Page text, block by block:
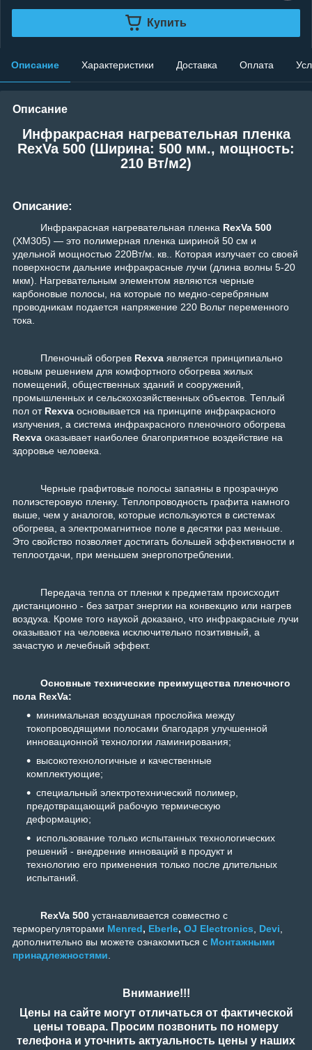
Купить
Описание Характеристики Доставка Оплата
Описание
Инфракрасная нагревательная пленка
RexVa 500 (Ширина: 500 мм., мощность:
210 Вт/м2)
Описание:
Инфракрасная нагревательная пленка RexVa 500
(XM305) — это полимерная пленка шириной 50 см и
удельной мощностью 220Вт/м. кв.. Которая излучает со своей
поверхности дальние инфракрасные лучи (длина волны 5-20
мкм). Нагревательным элементом являются черные
карбоновые полосы, на которые по медно-серебряным
проводникам подается напряжение 220 Вольт переменного
тока.
Пленочный обогрев Rexva является принципиально
новым решением для комфортного обогрева жилых
помещений, общественных зданий и сооружений,
промышленных и сельскохозяйственных объектов. Теплый
пол от Rexva основывается на принципе инфракрасного
излучения, а система инфракрасного пленочного обогрева
Rexva оказывает наиболее благоприятное воздействие на
здоровье человека.
Черные графитовые полосы запаяны в прозрачную
полиэстеровую пленку. Теплопроводность графита намного
выше, чем у аналогов, которые используются в системах
обогрева, а электромагнитное поле в десятки раз меньше.
Это свойство позволяет достигать большей эффективности и
теплоотдачи, при меньшем энергопотреблении.
Передача тепла от пленки к предметам происходит
дистанционно - без затрат энергии на конвекцию или нагрев
воздуха. Кроме того наукой доказано, что инфракрасные лучи
оказывают на человека исключительно позитивный, а
зачастую и лечебный эффект.
Основные технические преимущества пленочного
пола RexVa:
минимальная воздушная прослойка между
токопроводящими полосами благодаря улучшенной
инновационной технологии ламинирования;
высокотехнологичные и качественные
комплектующие;
специальный электротехнический полимер,
предотвращающий рабочую термическую
деформацию;
использование только испытанных технологических
решений - внедрение инноваций в продукт и
технологию его применения только после длительных
испытаний.
RexVa 500 устанавливается совместно с
терморегуляторами Menred, Eberle, OJ Electronics, Devi,
дополнительно вы можете ознакомиться с Монтажными
принадлежностями.
Внимание!!!
Цены на сайте могут отличаться от фактической
цены товара. Просим позвонить по номеру
телефона и уточнить актуальность цены у наших